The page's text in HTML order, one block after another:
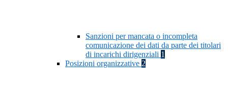
Sanzioni per mancata o incompleta
comunicazione dei dati da parte dei titolari
di incarichi dirigenziali 1
Posizioni organizzative 2